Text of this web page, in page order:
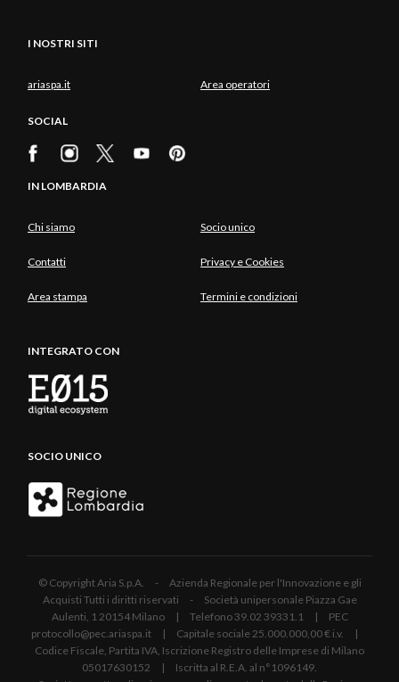
I NOSTRI SITI
ariaspa.it Area operatori
SOCIAL
IN LOMBARDIA
Chi siamo Socio unico
Contatti Privacy e Cookies
Area stampa Termini e condizioni
INTEGRATO CON
SOCIO UNICO
© Copyright Aria S.p.A. - Azienda Regionale per l'Innovazione e gli
Acquisti Tutti i diritti riservati - Società unipersonale Piazza Gae
Aulenti, 1 20154 Milano | Telefono 39.02 39331.1 | PEC
protocollo@pec.ariaspa.it | Capitale sociale 25.000.000,00 € i.v. |
Codice Fiscale, Partita IVA, Iscrizione Registro delle Imprese di Milano
05017630152 | Iscritta al R.E.A. al n°1096149.